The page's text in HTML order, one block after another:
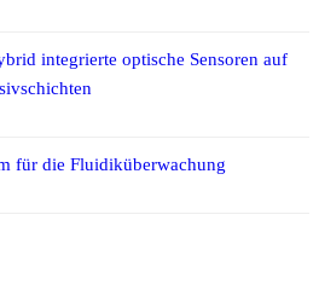
integrierte optische Sensoren auf
für die Fluidiküberwachung